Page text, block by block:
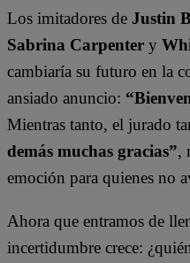
Los imitadores de Justin
Sabrina Carpenter y
cambiaría su futuro en la
ansiado anuncio:
Mientras tanto, el jurado
demás muchas gracias”,
emoción para quienes no
Ahora que entramos de
incertidumbre crece: